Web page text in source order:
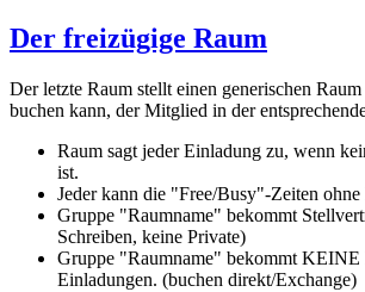
Der freizügige Raum
Der letzte Raum stellt einen generischen
buchen kann, der Mitglied in der
Raum sagt jeder Einladung zu, wenn
ist.
Jeder kann die "Free/Busy"-Zeiten ohne
Gruppe "Raumname" bekommt
Schreiben, keine Private)
Gruppe "Raumname" bekommt KEINE
Einladungen. (buchen direkt/Exchange)